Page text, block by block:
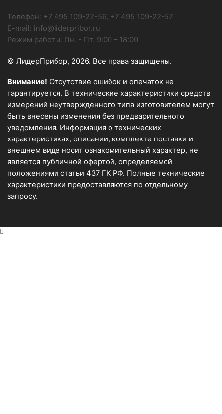
Телефон: +7 495 109-22-56, +7 495 109-22-57
E-mail: info@liderpribor.ru
Режим работы: Пн. - Пт. 9:00 – 18:00
© ЛидерПрибор, 2026. Все права защищены.
Внимание! Отсутствие ошибок и опечаток не
гарантируется. В технические характеристики средств
измерений неутвержденного типа изготовителем могут
быть внесены изменения без предварительного
уведомления. Информация о технических
характеристиках, описании, комплекте поставки и
внешнем виде носит ознакомительный характер, не
является публичной офертой, определяемой
положениями статьи 437 ГК РФ. Полные технические
характеристики предоставляются по отдельному
запросу.